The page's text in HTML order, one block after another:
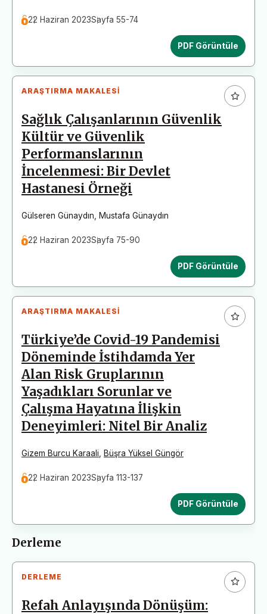
22 Haziran 2023Sayfa 55-74
PDF Görüntüle
ARAŞTIRMA MAKALESI
Sağlık Çalışanlarının Güvenlik
Kültür ve Güvenlik
Performanslarının
İncelenmesi: Bir Devlet
Hastanesi Örneği
Gülseren Günaydın Mustafa Günaydın
22 Haziran 2023Sayfa 75-90
PDF Görüntüle
ARAŞTIRMA MAKALESI
Türkiye’de Covid-19 Pandemisi
Döneminde İstihdamda Yer
Alan Risk Gruplarının
Yaşadıkları Sorunlar ve
Çalışma Hayatına İlişkin
Deneyimleri: Nitel Bir Analiz
Gizem Burcu Karaali Büşra Yüksel Güngör
22 Haziran 2023Sayfa 113-137
PDF Görüntüle
Derleme
DERLEME
Refah Anlayışında Dönüşüm: